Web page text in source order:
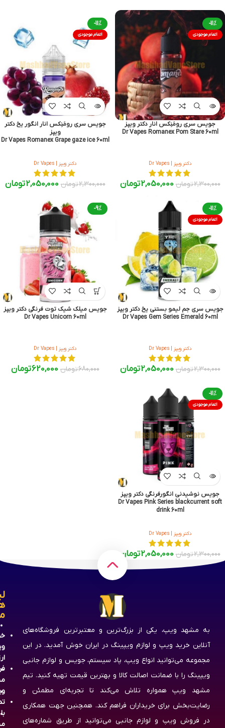
-11%
اتمام موجودی
جویس سری رومَنِکس انار دکتر ویپز
Dr Vapes Romanex Pom Stare 60ml
دکتر ویپز | Dr Vapes
2,300,000تومان 2,050,000تومان
-11%
اتمام موجودی
جویس سری رومَنِکس انار انگور یخ دکتر
ویپز
Dr Vapes Romanex Grape gaze ice 60ml
دکتر ویپز | Dr Vapes
2,300,000تومان 2,050,000تومان
-11%
اتمام موجودی
جویس سری جم لیمو بستنی یخ دکتر ویپز
Dr Vapes Gem Series Emerald 60ml
دکتر ویپز | Dr Vapes
2,300,000تومان 2,050,000تومان
-9%
جویس میلک شیک توت فرنگی دکتر ویپز
Dr Vapes Unicorn 60ml
دکتر ویپز | Dr Vapes
680,000تومان 620,000تومان
-11%
اتمام موجودی
جویس نوشیدنی انگورفرنگی دکتر ویپز
Dr Vapes Pink Series blackcurrent soft
drink 60ml
دکتر ویپز | Dr Vapes
2,300,000تومان 2,050,000تومان
به مشهد ویپ، یکی از بزرگ‌ترین و معتبرترین فروشگاه‌های
آنلاین خرید ویپ و لوازم ویپینگ در ایران خوش آمدید. در این
مجموعه می‌توانید انواع ویپ، پاد سیستم، جویس و لوازم جانبی
ویپینگ را با ضمانت اصالت کالا و بهترین قیمت تهیه کنید. تیم
مشهد ویپ همواره تلاش می‌کند تا تجربه‌ای مطمئن و
رضایت‌بخش برای خریداران فراهم کند. همچنین جهت همکاری
در فروش ویپ و لوازم جانبی می‌توانید از طریق شماره‌های
با